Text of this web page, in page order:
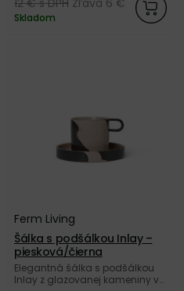
Skladom
Ferm Living
Šálka s podšálkou Inlay –
piesková/čierna
Elegantná šálka s podšálkou
Inlay z glazovanej kameniny v